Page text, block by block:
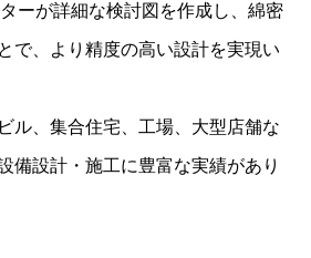
ーが詳細な検討図を作成し、綿密
で、より精度の高い設計を実現い
ル、集合住宅、工場、大型店舗な
備設計・施工に豊富な実績があり